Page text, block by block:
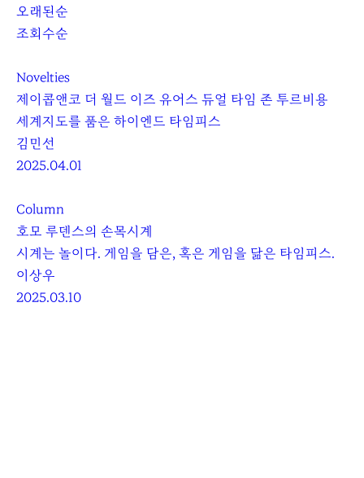
오래된순
조회수순
Novelties
제이콥앤코 더 월드 이즈 유어스 듀얼 타임 존 투르비용
세계지도를 품은 하이엔드 타임피스
김민선
2025.04.01
Column
호모 루덴스의 손목시계
시계는 놀이다. 게임을 담은, 혹은 게임을 닮은 타임피스.
이상우
2025.03.10